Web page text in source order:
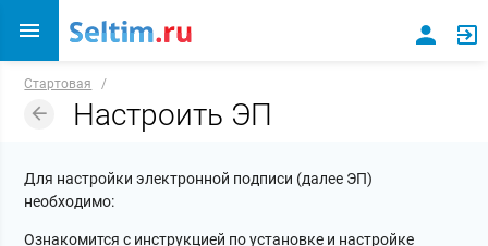
Стартовая /
Настроить ЭП
Для настройки электронной подписи (далее ЭП)
необходимо:
Ознакомится с инструкцией по установке и настройке